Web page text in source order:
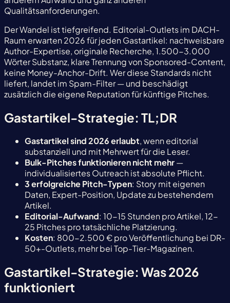
Qualitätsanforderungen.
Der Wandel ist tiefgreifend. Editorial-Outlets im DACH-
Raum erwarten 2026 für jeden Gastartikel: nachweisbare
Author-Expertise, originale Recherche, 1.500-3.000
Wörter Substanz, klare Trennung von Sponsored-Content,
keine Money-Anchor-Drift. Wer diese Standards nicht
liefert, landet im Spam-Filter — und beschädigt
zusätzlich die eigene Reputation für künftige Pitches.
Gastartikel-Strategie: TL;DR
Gastartikel sind 2026 erlaubt, wenn editorial
substanziell und mit Mehrwert für die Leser.
Bulk-Pitches funktionieren nicht mehr—
individualisiertes Outreach ist absolute Pflicht.
3 erfolgreiche Pitch-Typen: Story mit eigenen
Daten, Expert-Position, Update zu bestehendem
Artikel.
Editorial-Aufwand: 10-15 Stunden pro Artikel, 12-
25 Pitches pro tatsächliche Platzierung.
Kosten: 800-2.500 € pro Veröffentlichung bei DR-
50+-Outlets, mehr bei Top-Tier-Magazinen.
Gastartikel-Strategie: Was 2026
funktioniert